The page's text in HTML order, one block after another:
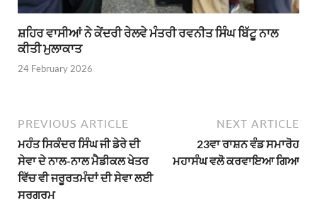
ਸ਼ਹਿਰ ਵਾਸੀਆਂ ਨੇ ਕੇਂਦਰੀ ਰੇਲਵੇ ਮੰਤਰੀ ਰਵਨੀਤ ਸਿੰਘ ਬਿੱਟੂ ਨਾਲ
ਕੀਤੀ ਮੁਲਾਕਾਤ
24 February 2026
PREVIOUS ARTICLE
ਮਹੰਤ ਸਿਕੰਦਰ ਸਿੰਘ ਜੀ ਡੇਰੇ ਦੀ
ਸੇਵਾ ਦੇ ਨਾਲ-ਨਾਲ ਮੈਡੀਕਲ ਖੇਤਰ
ਵਿੱਚ ਵੀ ਜਰੂਰਤਮੰਦਾਂ ਦੀ ਸੇਵਾ ਲਈ
ਸਰਗਰਮ
NEXT ARTICLE
23ਵਾ ਰਾਸ਼ਨ ਵੰਡ ਸਮਾਰੋਹ
ਮਹਾਸੰਘ ਵਲੋ ਕਰਵਾਇਆ ਗਿਆ